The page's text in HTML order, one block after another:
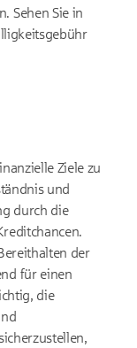
Sehen Sie in
Ziele zu
und
durch die
der
für einen
die